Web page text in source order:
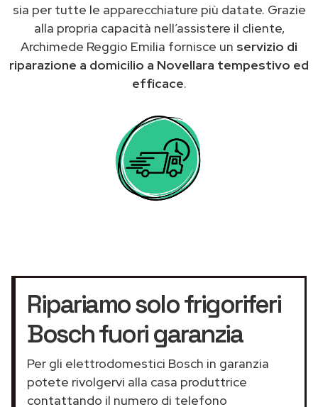
sia per tutte le apparecchiature più datate. Grazie
alla propria capacità nell’assistere il cliente,
Archimede Reggio Emilia fornisce un servizio di
riparazione a domicilio a Novellara tempestivo ed
efficace.
Ripariamo solo frigoriferi
Bosch fuori garanzia
Per gli elettrodomestici Bosch in garanzia
potete rivolgervi alla casa produttrice
contattando il numero di telefono